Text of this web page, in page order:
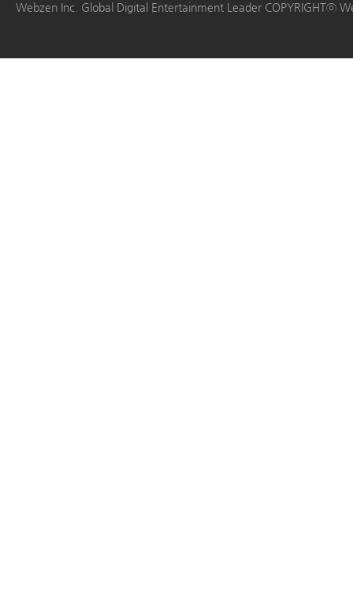
Webzen Inc. Global Digital Entertainment Leader COPYRIGHTⓒ